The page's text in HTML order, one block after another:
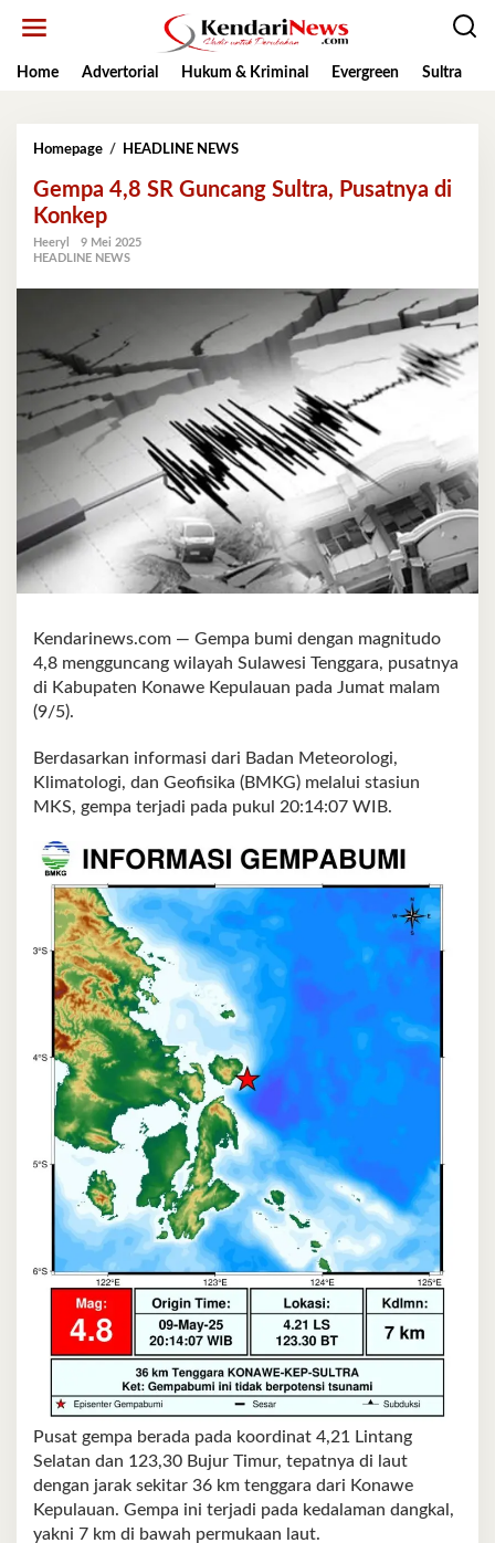
Home
Advertorial Hukum & Kriminal Evergreen Sultra
Homepage / HEADLINE NEWSGempa
SR
Konkep
Gempa 4,8 SR Guncang Sultra, Pusatnya di
Konkep
Heeryl
9 Mei 2025
HEADLINE NEWS
Kendarinews.com — Gempa bumi dengan magnitudo
4,8 mengguncang wilayah Sulawesi Tenggara, pusatnya
di Kabupaten Konawe Kepulauan pada Jumat malam
(9/5).
Berdasarkan informasi dari Badan Meteorologi,
Klimatologi, dan Geofisika (BMKG) melalui stasiun
MKS, gempa terjadi pada pukul 20:14:07 WIB.
Pusat gempa berada pada koordinat 4,21 Lintang
Selatan dan 123,30 Bujur Timur, tepatnya di laut
dengan jarak sekitar 36 km tenggara dari Konawe
Kepulauan. Gempa ini terjadi pada kedalaman dangkal,
yakni 7 km di bawah permukaan laut.